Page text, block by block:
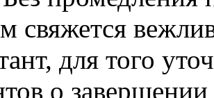
свяжется
для того
о